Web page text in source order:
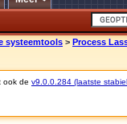
systeemtools > Process
ook de v9.0.0.284 (laatste